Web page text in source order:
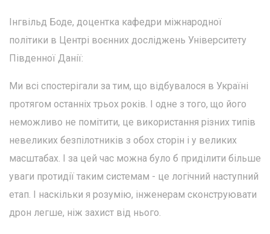
Інгвільд Боде, доцентка кафедри міжнародної
політики в Центрі воєнних досліджень Університету
Південної Данії:
Ми всі спостерігали за тим, що відбувалося в Україні
протягом останніх трьох років. І одне з того, що його
неможливо не помітити, це використання різних типів
невеликих безпілотників з обох сторін і у великих
масштабах. І за цей час можна було б приділити більше
уваги протидії таким системам - це логічний наступний
етап. І наскільки я розумію, інженерам сконструювати
дрон легше, ніж захист від нього.